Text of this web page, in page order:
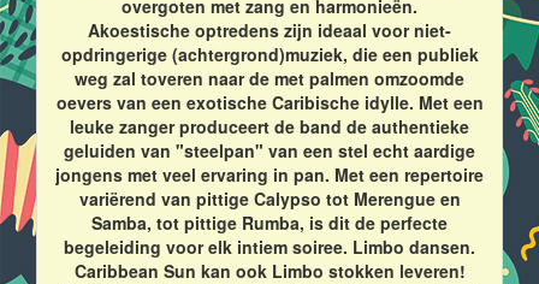
overgoten met zang en harmonieën.
Akoestische optredens zijn ideaal voor niet-
opdringerige (achtergrond)muziek, die een publiek
weg zal toveren naar de met palmen omzoomde
oevers van een exotische Caribische idylle. Met een
leuke zanger produceert de band de authentieke
geluiden van "steelpan" van een stel echt aardige
jongens met veel ervaring in pan. Met een repertoire
variërend van pittige Calypso tot Merengue en
Samba, tot pittige Rumba, is dit de perfecte
begeleiding voor elk intiem soiree. Limbo dansen.
Caribbean Sun kan ook Limbo stokken leveren!